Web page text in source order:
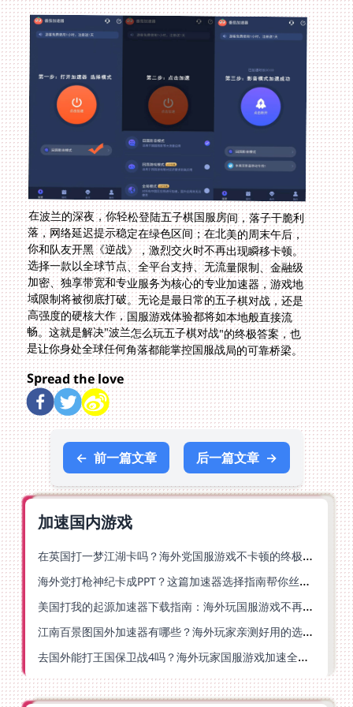
在波兰的深夜，你轻松登陆五子棋国服房间，落子干脆利
落，网络延迟提示稳定在绿色区间；在北美的周末午后，
你和队友开黑《逆战》，激烈交火时不再出现瞬移卡顿。
选择一款以全球节点、全平台支持、无流量限制、金融级
加密、独享带宽和专业服务为核心的专业加速器，游戏地
域限制将被彻底打破。无论是最日常的五子棋对战，还是
高强度的硬核大作，国服游戏体验都将如本地般直接流
畅。这就是解决"波兰怎么玩五子棋对战"的终极答案，也
是让你身处全球任何角落都能掌控国服战局的可靠桥梁。
Spread the love
← 前一篇文章 后一篇文章 →
加速国内游戏
在英国打一梦江湖卡吗？海外党国服游戏不卡顿的终极解法
海外党打枪神纪卡成PPT？这篇加速器选择指南帮你丝滑上分
美国打我的起源加速器下载指南：海外玩国服游戏不再卡的终极方案
江南百景图国外加速器有哪些？海外玩家亲测好用的选择与避坑指南
去国外能打王国保卫战4吗？海外玩家国服游戏加速全攻略（附公主连结幻想江湖实测）